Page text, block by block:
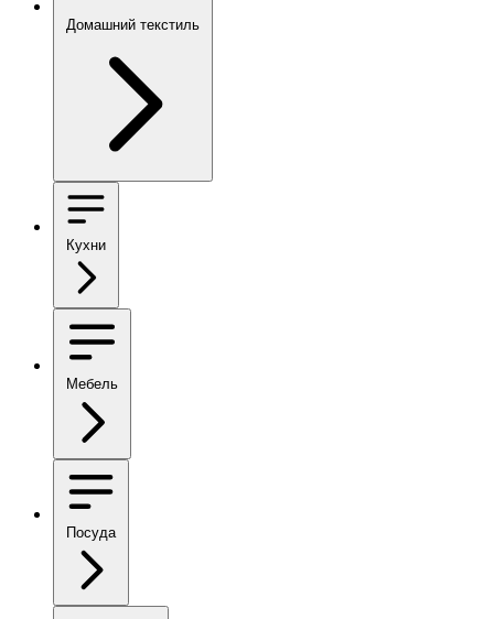
Домашний текстиль
Кухни
Мебель
Посуда